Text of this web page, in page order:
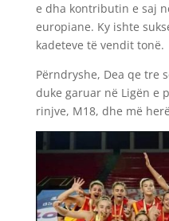
e dha kontributin e saj
europiane. Ky ishte
kadeteve të vendit tonë.
Përndryshe, Dea qe tre
duke garuar në Ligën e
rinjve, M18, dhe më